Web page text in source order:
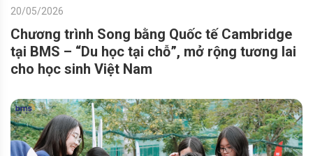
20/05/2026
Chương trình Song bằng Quốc tế Cambridge
tại BMS – “Du học tại chỗ”, mở rộng tương lai
cho học sinh Việt Nam